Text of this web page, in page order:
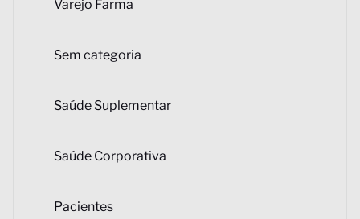
Varejo Farma
Sem categoria
Saúde Suplementar
Saúde Corporativa
Pacientes